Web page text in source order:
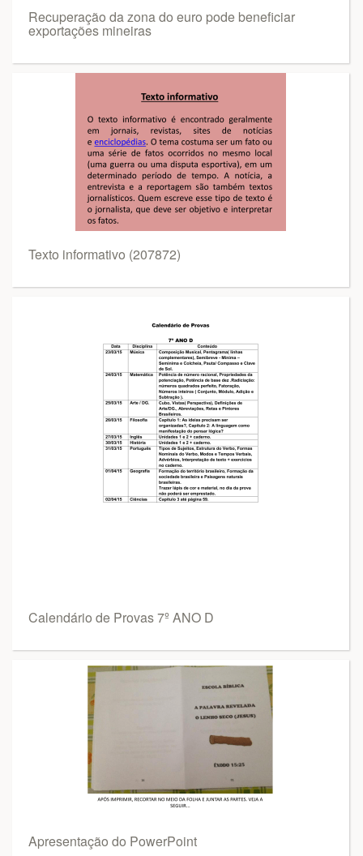
Recuperação da zona do euro pode beneficiar
exportações mineiras
Texto informativo (207872)
Calendário de Provas 7º ANO D
Apresentação do PowerPoint